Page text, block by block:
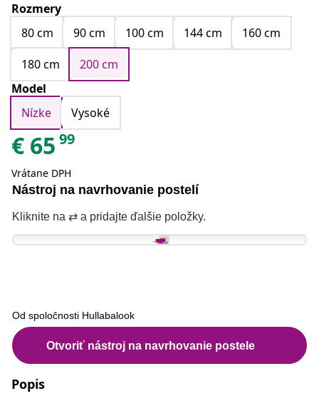
Rozmery
80 cm
90 cm 100 cm 144 cm
160 cm
180 cm
200 cm
Model
Nízke
Vysoké
€ 65 99
Vrátane DPH
Popis